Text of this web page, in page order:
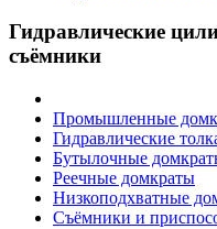
Гидравлические
съёмники
Промышленные
Гидравлические
Бутылочные
Реечные домкраты
Низкоподхватные
Съёмники и